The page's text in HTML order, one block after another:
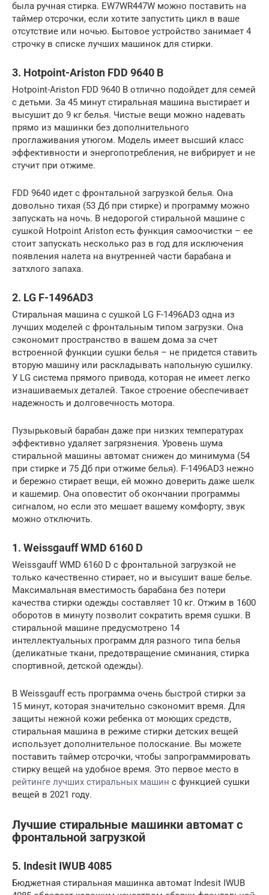
была ручная стирка. EW7WR447W можно поставить на
таймер отсрочки, если хотите запустить цикл в ваше
отсутствие или ночью. Бытовое устройство занимает 4
строчку в списке лучших машинок для стирки.
3. Hotpoint-Ariston FDD 9640 B
Hotpoint-Ariston FDD 9640 B отлично подойдет для семей
с детьми. За 45 минут стиральная машина выстирает и
высушит до 9 кг белья. Чистые вещи можно надевать
прямо из машинки без дополнительного
проглаживания утюгом. Модель имеет высший класс
эффективности и энергопотребления, не вибрирует и не
стучит при отжиме.
FDD 9640 идет с фронтальной загрузкой белья. Она
довольно тихая (53 Дб при стирке) и программу можно
запускать на ночь. В недорогой стиральной машине с
сушкой Hotpoint Ariston есть функция самоочистки – ее
стоит запускать несколько раз в год для исключения
появления налета на внутренней части барабана и
затхлого запаха.
2. LG F-1496AD3
Стиральная машина с сушкой LG F-1496AD3 одна из
лучших моделей с фронтальным типом загрузки. Она
сэкономит пространство в вашем дома за счет
встроенной функции сушки белья – не придется ставить
вторую машину или раскладывать напольную сушилку.
У LG система прямого привода, которая не имеет легко
изнашиваемых деталей. Такое строение обеспечивает
надежность и долговечность мотора.
Пузырьковый барабан даже при низких температурах
эффективно удаляет загрязнения. Уровень шума
стиральной машины автомат снижен до минимума (54
при стирке и 75 Дб при отжиме белья). F-1496AD3 нежно
и бережно стирает вещи, ей можно доверить даже шелк
и кашемир. Она оповестит об окончании программы
сигналом, но если это мешает вашему комфорту, звук
можно отключить.
1. Weissgauff WMD 6160 D
Weissgauff WMD 6160 D с фронтальной загрузкой не
только качественно стирает, но и высушит ваше белье.
Максимальная вместимость барабана без потери
качества стирки одежды составляет 10 кг. Отжим в 1600
оборотов в минуту позволит сократить время сушки. В
стиральной машине предусмотрено 14
интеллектуальных программ для разного типа белья
(деликатные ткани, предотвращение сминания, стирка
спортивной, детской одежды).
В Weissgauff есть программа очень быстрой стирки за
15 минут, которая значительно сэкономит время. Для
защиты нежной кожи ребенка от моющих средств,
стиральная машина в режиме стирки детских вещей
использует дополнительное полоскание. Вы можете
поставить таймер отсрочки, чтобы запрограммировать
стирку вещей на удобное время. Это первое место в
рейтинге лучших стиральных машин с функцией сушки
вещей в 2021 году.
Лучшие стиральные машинки автомат с
фронтальной загрузкой
5. Indesit IWUB 4085
Бюджетная стиральная машинка автомат Indesit IWUB